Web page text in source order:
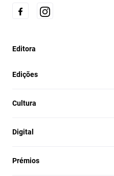
Editora
Edições
Cultura
Digital
Prémios